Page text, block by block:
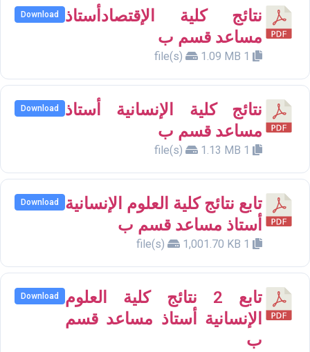
نتائج كلية الإقتصادأستاذ
مساعد قسم ب
1.09 MB
Download
نتائج كلية الإنسانية أستاذ
مساعد قسم ب
1.13 MB
Download
تابع نتائج كلية العلوم الإنسانية
أستاذ مساعد قسم ب
1,001.70 KB
Download
تابع 2 نتائج كلية العلوم
الإنسانية أستاذ مساعد قسم
ب
Download